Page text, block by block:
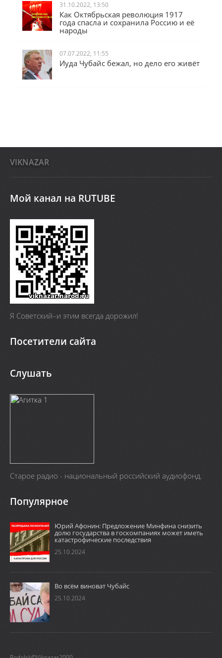
31.10.2022, 13:50
Как Октябрьская революция 1917
года спасла и сохранила Россию и её
народы
07.07.2022, 11:55
Иуда Чубайс бежал, но дело его живёт
VIKNAZAR
Мой канал на RUTUBE
Я Cоветский–и этим всегда дорожил!
Посетители сайта
Слушать
Старое радио - национальный российский аудиофонд.
Популярное
Юрий Афонин: Предложение Минфина снизить
долю государства в госкомпаниях может иметь
катастрофические последствия
25.10.2024
Во всём виноват Чубайс
25.10.2024